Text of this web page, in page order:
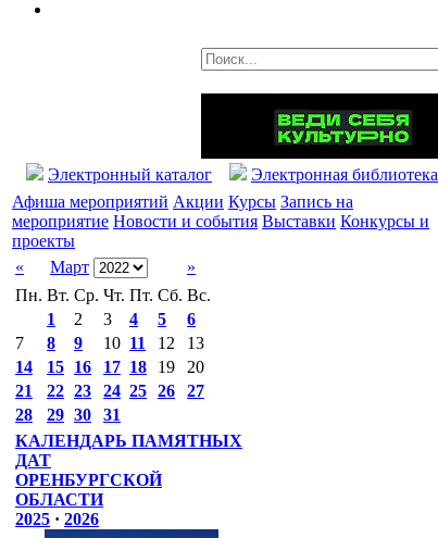
Электронный каталог Электронная библиотека
Афиша мероприятий Акции Курсы Запись на
мероприятие Новости и события Выставки Конкурсы и
проекты
«
Март
»
Пн. Вт. Ср. Чт. Пт. Сб. Вс.
1
2 3 4 5
6
7
8 9 10 11 12
13
14
15 16 17 18 19
20
21
22 23 24 25 26
27
28
29 30
31
КАЛЕНДАРЬ ПАМЯТНЫХ
ДАТ
ОРЕНБУРГСКОЙ
ОБЛАСТИ
2025 · 2026